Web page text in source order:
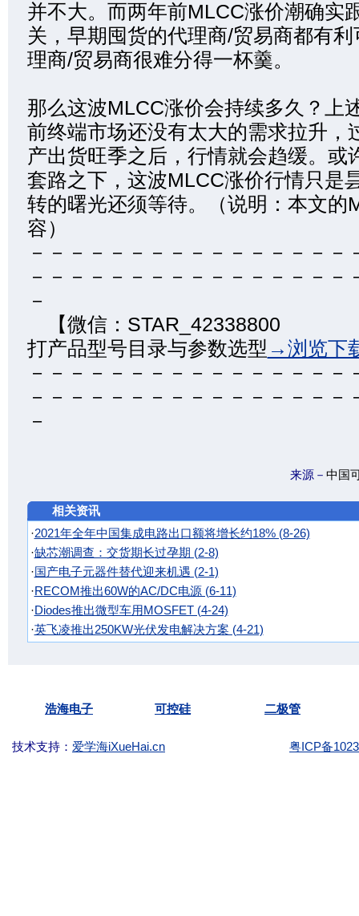
并不大。而两年前MLCC涨价潮确实
关，早期囤货的代理商/贸易商都有
理商/贸易商很难分得一杯羹。
那么这波MLCC涨价会持续多久？上
前终端市场还没有太大的需求拉升，
产出货旺季之后，行情就会趋缓。或
套路之下，这波MLCC涨价行情只是
转的曙光还须等待。（说明：本文的
容）
－－－－－－－－－－－－－－－－
－－－－－－－－－－－－－－－－
－
【微信：STAR_42338800
打产品型号目录与参数选型 →浏览下
－－－－－－－－－－－－－－－－
－－－－－－－－－－－－－－－－
－
来源－ 中国
相关资讯
·2021年全年中国集成电路出口额将增长约18% (8-26)
·缺芯潮调查：交货期长过孕期 (2-8)
·国产电子元器件替代迎来机遇 (2-1)
·RECOM推出60W的AC/DC电源 (6-11)
·Diodes推出微型车用MOSFET (4-24)
·英飞凌推出250KW光伏发电解决方案 (4-21)
浩海电子
可控硅 二极管
技术支持： 爱学海iXueHai.cn 粤ICP备